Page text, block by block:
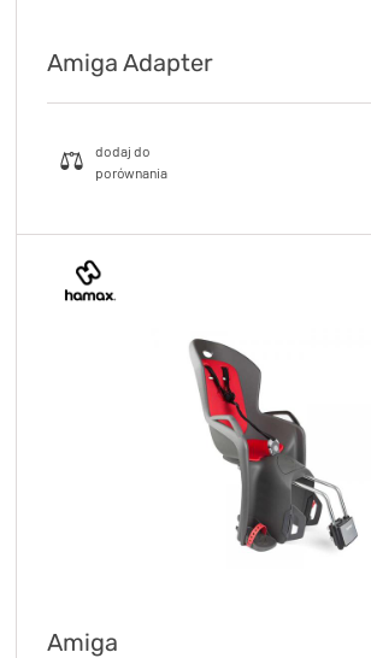
Amiga Adapter
Amiga